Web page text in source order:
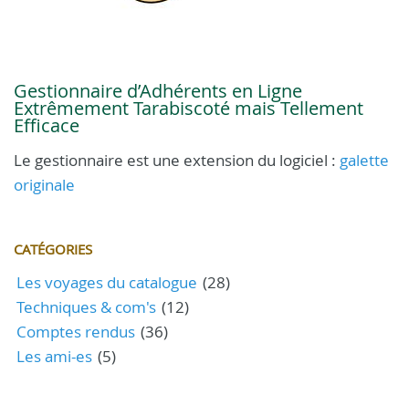
Gestionnaire d’Adhérents en Ligne
Extrêmement Tarabiscoté mais Tellement
Efficace
Le gestionnaire est une extension du logiciel : galette
originale
CATÉGORIES
Les voyages du catalogue (28)
Techniques & com's (12)
Comptes rendus (36)
Les ami-es (5)